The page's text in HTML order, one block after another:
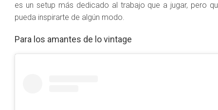
es un setup más dedicado al trabajo que a jugar, pero
pueda inspirarte de algún modo.
Para los amantes de lo vintage